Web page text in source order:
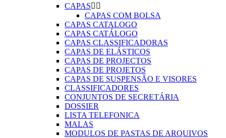
CAPAS 
CAPAS COM BOLSA
CAPAS CATALOGO
CAPAS CATÁLOGO
CAPAS CLASSIFICADORAS
CAPAS DE ELÁSTICOS
CAPAS DE PROJECTOS
CAPAS DE PROJETOS
CAPAS DE SUSPENSÃO E VISORES
CLASSIFICADORES
CONJUNTOS DE SECRETÁRIA
DOSSIER
LISTA TELEFONICA
MALAS
MODULOS DE PASTAS DE ARQUIVOS